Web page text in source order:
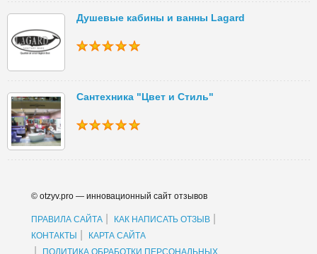
Душевые кабины и ванны Lagard
Сантехника "Цвет и Стиль"
© otzyv.pro — инновационный сайт отзывов
ПРАВИЛА САЙТА КАК НАПИСАТЬ ОТЗЫВ
КОНТАКТЫ КАРТА САЙТА
ПОЛИТИКА ОБРАБОТКИ ПЕРСОНАЛЬНЫХ